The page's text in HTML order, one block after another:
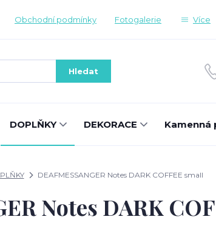
Obchodní podmínky Fotogalerie Více
Hledat
DOPLŇKY DEKORACE Kamenná
DEAFMESSANGER Notes DARK COFFEE small
Notes DARK